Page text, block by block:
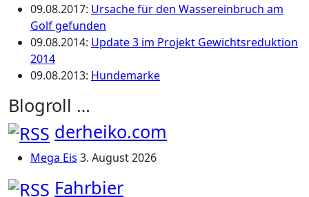
09.08.2017: Ursache für den Wassereinbruch am
Golf gefunden
09.08.2014: Update 3 im Projekt Gewichtsreduktion
2014
09.08.2013: Hundemarke
Blogroll …
derheiko.com
Mega Eis 3. August 2026
Fahrbier